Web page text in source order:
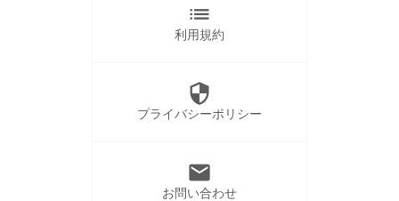
list
利用規約
security
プライバシーポリシー
mail
お問い合わせ